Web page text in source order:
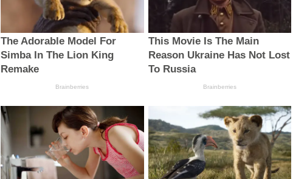
The Adorable Model For
Simba In The Lion King
Remake
Brainberries
This Movie Is The Main
Reason Ukraine Has Not Lost
To Russia
Brainberries